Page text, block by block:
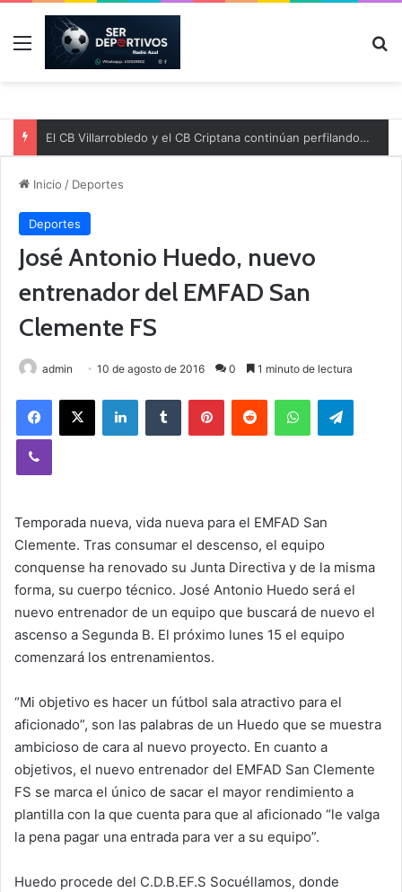
Menú
El CB Villarrobledo y el CB Criptana continúan perfilando sus plantillas
Inicio / Deportes
Deportes
José Antonio Huedo, nuevo
entrenador del EMFAD San
Clemente FS
admin 10 de agosto de 2016 0 1 minuto de lectura
Temporada nueva, vida nueva para el EMFAD San
Clemente. Tras consumar el descenso, el equipo
conquense ha renovado su Junta Directiva y de la misma
forma, su cuerpo técnico. José Antonio Huedo será el
nuevo entrenador de un equipo que buscará de nuevo el
ascenso a Segunda B. El próximo lunes 15 el equipo
comenzará los entrenamientos.
“Mi objetivo es hacer un fútbol sala atractivo para el
aficionado”, son las palabras de un Huedo que se muestra
ambicioso de cara al nuevo proyecto. En cuanto a
objetivos, el nuevo entrenador del EMFAD San Clemente
FS se marca el único de sacar el mayor rendimiento a
plantilla con la que cuenta para que al aficionado “le valga
la pena pagar una entrada para ver a su equipo”.
Huedo procede del C.D.B.EF.S Socuéllamos, donde